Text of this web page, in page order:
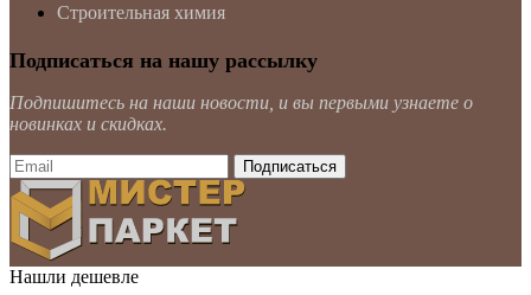
Строительная химия
Подписаться на нашу рассылку
Подпишитесь на наши новости, и вы первыми узнаете о
новинках и скидках.
Нашли дешевле